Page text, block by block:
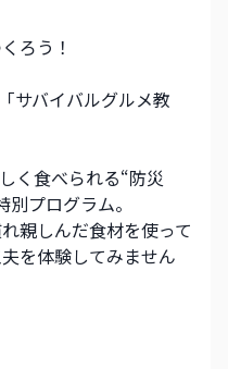
ろう！
サバイバルグルメ教
く食べられる“防災
プログラム。
親しんだ食材を使って
を体験してみません